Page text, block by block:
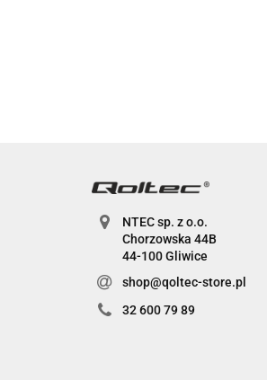
NTEC sp. z o.o.
Chorzowska 44B
44-100 Gliwice
shop@qoltec-store.pl
32 600 79 89